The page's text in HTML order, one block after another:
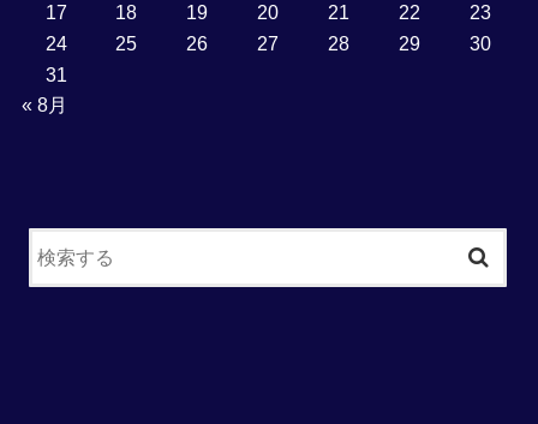
17
18 19 20 21 22
23
24
25 26 27 28 29
30
31
« 8月